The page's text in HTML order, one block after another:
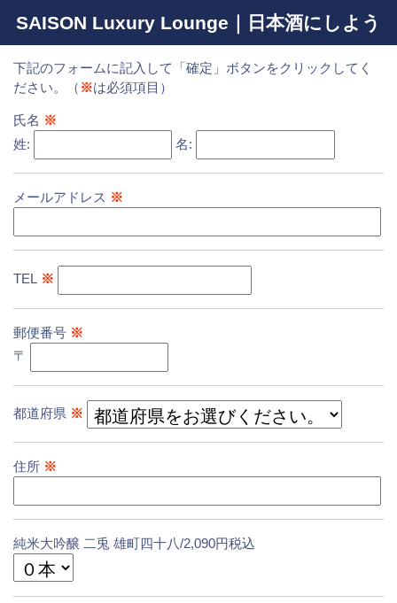
SAISON Luxury Lounge｜日本酒にしよう
下記のフォームに記入して「確定」ボタンをクリックしてく
ださい。（ ※は必須項目）
氏名 ※
姓:
名:
メールアドレス ※
TEL ※
郵便番号 ※
〒
都道府県 ※
住所 ※
純米大吟醸 二兎 雄町四十八/2,090円税込